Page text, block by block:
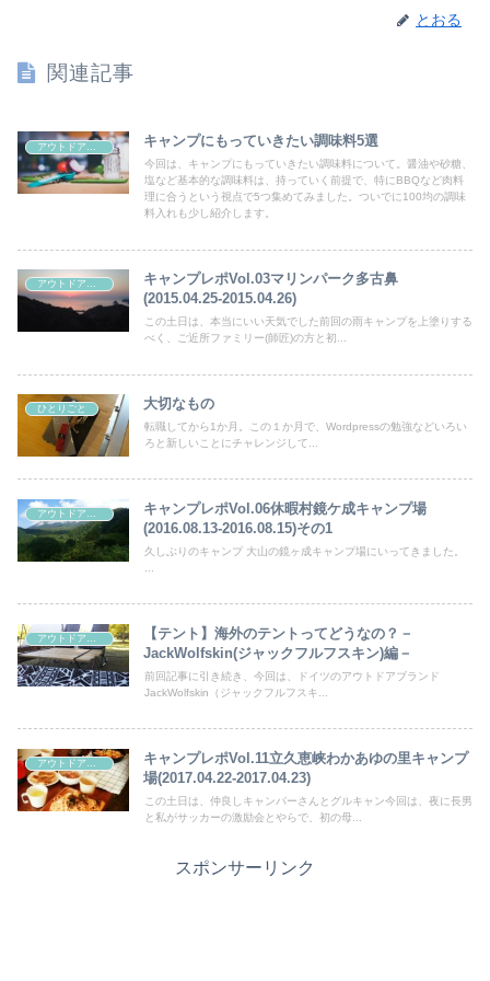
とおる
関連記事
キャンプにもっていきたい調味料5選
今回は、キャンプにもっていきたい調味料について。醤油や砂糖、
塩など基本的な調味料は、持っていく前提で、特にBBQなど肉料
理に合うという視点で5つ集めてみました。ついでに100均の調味
料入れも少し紹介します。
アウトドア・キャンプ
キャンプレポVol.03マリンパーク多古鼻
(2015.04.25-2015.04.26)
この土日は、本当にいい天気でした前回の雨キャンプを上塗りする
べく、ご近所ファミリー(師匠)の方と初...
ひとりごと 大切なもの
転職してから1か月。この１か月で、Wordpressの勉強などいろい
ろと新しいことにチャレンジして...
アウトドア・キャンプ
キャンプレポVol.06休暇村鏡ケ成キャンプ場
(2016.08.13-2016.08.15)その1
久しぶりのキャンプ 大山の鏡ヶ成キャンプ場にいってきました。
アウトドア・キャンプ
【テント】海外のテントってどうなの？－
JackWolfskin(ジャックフルフスキン)編－
前回記事に引き続き、今回は、ドイツのアウトドアブランド
JackWolfskin（ジャックフルフスキ...
キャンプレポVol.11立久恵峡わかあゆの里キャンプ
場(2017.04.22-2017.04.23)
この土日は、仲良しキャンパーさんとグルキャン今回は、夜に長男
と私がサッカーの激励会とやらで、初の母...
スポンサーリンク